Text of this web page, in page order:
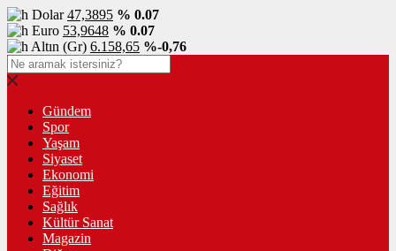
Dolar47,3895 % 0.07
Euro 53,9648 % 0.07
Altın (Gr) 6.158,65 %-0,76
Gündem
Spor
Yaşam
Siyaset
Ekonomi
Eğitim
Sağlık
Kültür Sanat
Magazin